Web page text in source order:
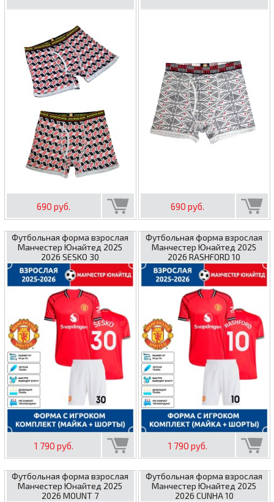
690 руб. 690 руб.
Футбольная форма взрослая
Манчестер Юнайтед 2025
2026 SESKO 30
1 790 руб.
Футбольная форма взрослая
Манчестер Юнайтед 2025
2026 RASHFORD 10
1 790 руб.
Футбольная форма взрослая
Манчестер Юнайтед 2025
2026 MOUNT 7
Футбольная форма взрослая
Манчестер Юнайтед 2025
2026 CUNHA 10